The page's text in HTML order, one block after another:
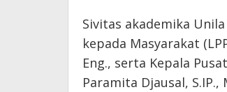
Sivitas akademika
kepada Masyarakat
Eng., serta Kepala
Paramita Djausal, S.IP.,